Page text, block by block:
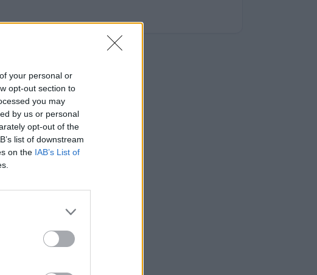
your personal or
opt-out section to
you may
by us or personal
opt-out of the
list of downstream
on the IAB’s List of